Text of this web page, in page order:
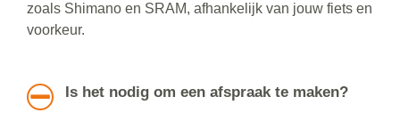
zoals Shimano en SRAM, afhankelijk van jouw fiets en
voorkeur.
Is het nodig om een afspraak te maken?